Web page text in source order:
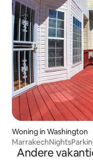
Woning in Washington
Andere